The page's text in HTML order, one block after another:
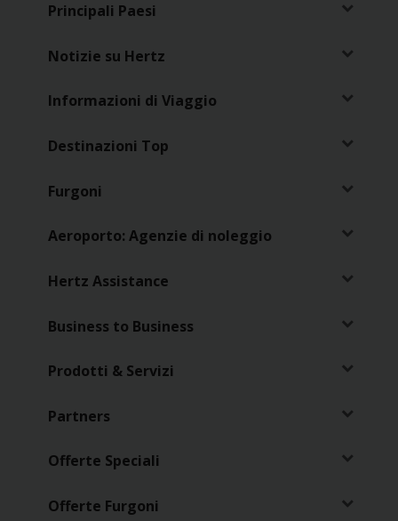
Principali Paesi
Notizie su Hertz
Informazioni di Viaggio
Destinazioni Top
Furgoni
Aeroporto: Agenzie di noleggio
Hertz Assistance
Business to Business
Prodotti & Servizi
Partners
Offerte Speciali
Offerte Furgoni